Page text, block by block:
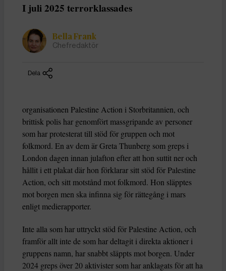
I juli 2025 terrorklassades
Bella Frank
Chefredaktör
Dela
organisationen Palestine Action i Storbritannien, och
brittisk polis har genomfört massgripande av personer
som har protesterat till stöd för gruppen och mot
folkmord. En av dem är Greta Thunberg som greps i
London dagen innan julafton efter att hon suttit ner och
hållit i ett plakat där hon förklarar sitt stöd för Palestine
Action, och sitt motstånd mot folkmord. Hon släpptes
mot borgen men ska infinna sig för rättegång i mars
enligt medierapporter.
Inte alla som har uttryckt stöd för Palestine Action, och
framför allt inte de som har deltagit i direkta aktioner i
gruppens namn, har snabbt släppts mot borgen. Under
2024 greps över 20 aktivister som har anklagats för att ha